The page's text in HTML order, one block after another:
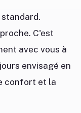
C'est
avec vous à
envisagé en
confort et la